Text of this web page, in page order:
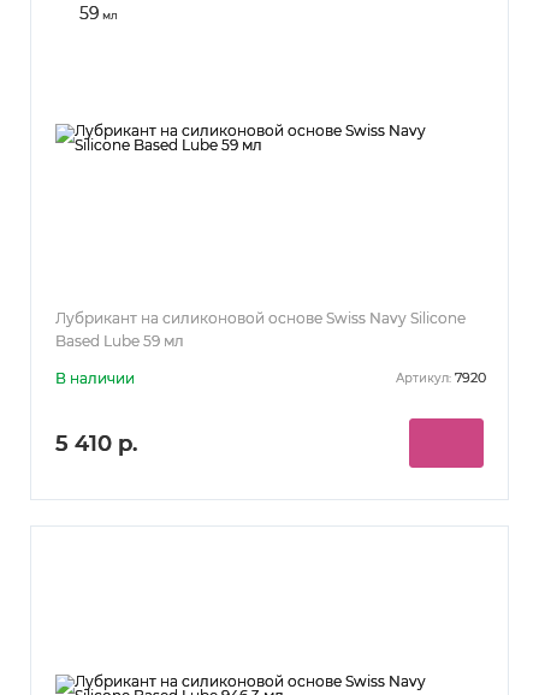
59 мл
Лубрикант на силиконовой основе Swiss Navy Silicone
Based Lube 59 мл
В наличии Артикул: 7920
5 410 р.